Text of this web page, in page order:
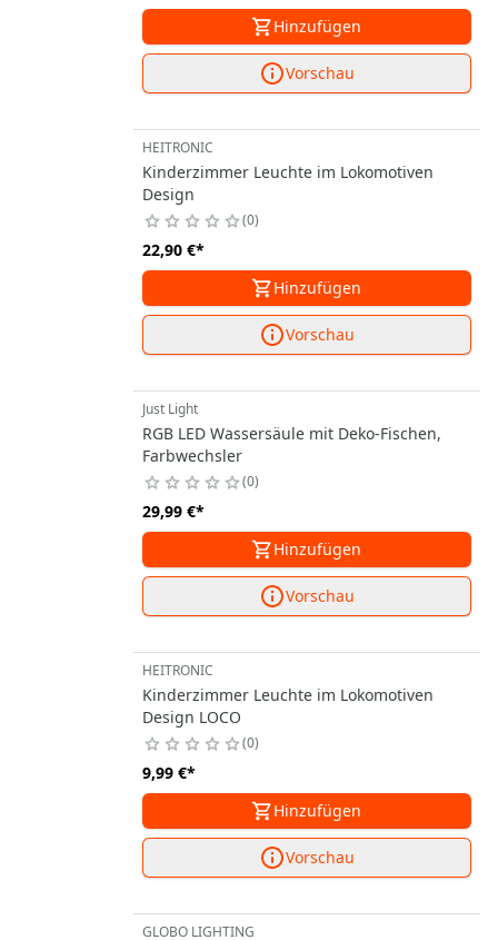
Hinzufügen
Vorschau
HEITRONIC
Kinderzimmer Leuchte im Lokomotiven
Design
0
22,90 €*
Hinzufügen
Vorschau
Just Light
RGB LED Wassersäule mit Deko-Fischen,
Farbwechsler
0
29,99 €*
Hinzufügen
Vorschau
HEITRONIC
Kinderzimmer Leuchte im Lokomotiven
Design LOCO
0
9,99 €*
Hinzufügen
Vorschau
GLOBO LIGHTING